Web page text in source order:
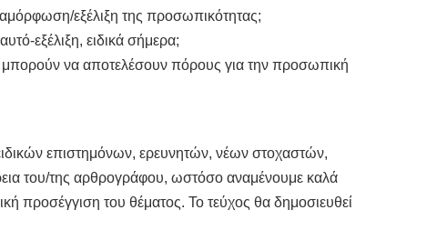
εξέλιξη της προσωπικότητας;
εξέλιξη, ειδικά σήμερα;
μπορούν να αποτελέσουν πόρους για την προσωπική
επιστημόνων, ερευνητών, νέων στοχαστών,
του/της αρθρογράφου, ωστόσο αναμένουμε καλά
προσέγγιση του θέματος. Το τεύχος θα δημοσιευθεί